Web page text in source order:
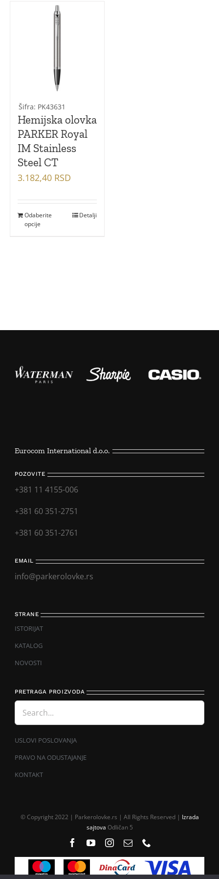
Jotter Original
Vector Royal
Vector Royal XL
Šifra: PK43631
Hemijska olovka
PARKER Royal
IM Stainless
Steel CT
3.182,40 RSD
Odaberite
opcije
Detalji
Eurocom International d.o.o.
POZOVITE
+381 11 4155-006
+381 60 351-2751
+381 60 351-2761
EMAIL
info@parkerolovke.rs
STRANE
ISTORIJAT
KATALOG
NOVOSTI
PRETRAGA PROIZVODA
USLOVI POSLOVANJA
PRAVO NA ODUSTAJANJE
KONTAKT
© Copyright 2022 | Parkerolovke.rs | All Rights Reserved | Izrada
sajtova Odličan 5